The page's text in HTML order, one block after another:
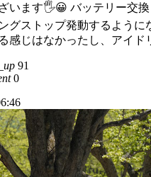
います🖐😀 バッテリー交
グストップ発動するように
感じはなかったし、アイド
91
0